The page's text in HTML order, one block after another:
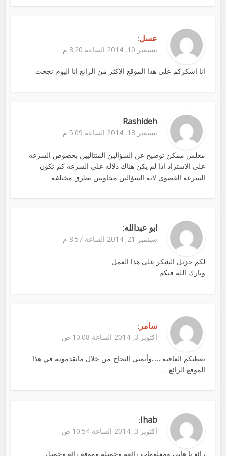
عسل:
سبتمبر 10, 2014 الساعة 8:20 م
انا اشكركم على هذا الموقع الاكثر من الرائع انا اليوم نجحت
Rashideh
:
سبتمبر 18, 2014 الساعة 5:09 م
معلش ممكن توضيح عن السؤالين المتتاليين بخصوص السرعه
على الاستراد اذا لم يكن هناك دلاله على السرعه كم تكون
السرعه القصوى لانه السؤالين مجاوبين بطرق مختلفه
ابو عبدالله:
سبتمبر 21, 2014 الساعة 8:57 م
لكم جزيل الشكر على هذا العمل
وبارك الله فيكم
سامر :
أكتوبر 3, 2014 الساعة 10:08 ص
يعطيكم العافيه …..وأتمنى النجاح من خلال ماتقدمونه في هذا
الموقع الرائع…
Ihab
:
أكتوبر 3, 2014 الساعة 10:54 ص
رائع يا هاني ومعلومات رائعه وجميله وموقع رائع وجميل.